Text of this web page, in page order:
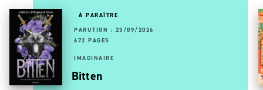
À PARAÎTRE
PARUTION : 23/09/2026
672 PAGES
IMAGINAIRE
Bitten